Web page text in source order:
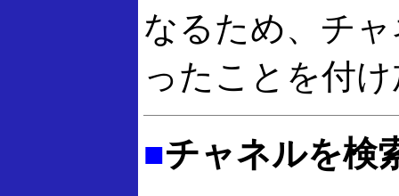
なるため、チ
ったことを付
■チャネルを検